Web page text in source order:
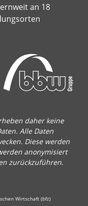
an 18
daher keine
Alle Daten
Diese werden
anonymisiert
zurückzuführen.
Wirtschaft (bfz)